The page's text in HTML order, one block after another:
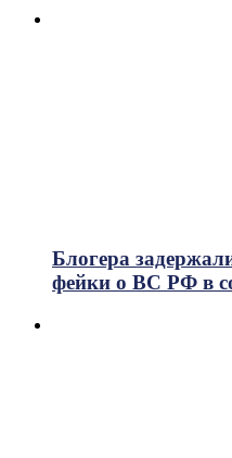
Блогера
фейки о ВС РФ в